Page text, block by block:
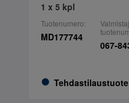
1 x 5 kpl
Tuotenumero:
MD177744
Tehdastilaustuote
067-